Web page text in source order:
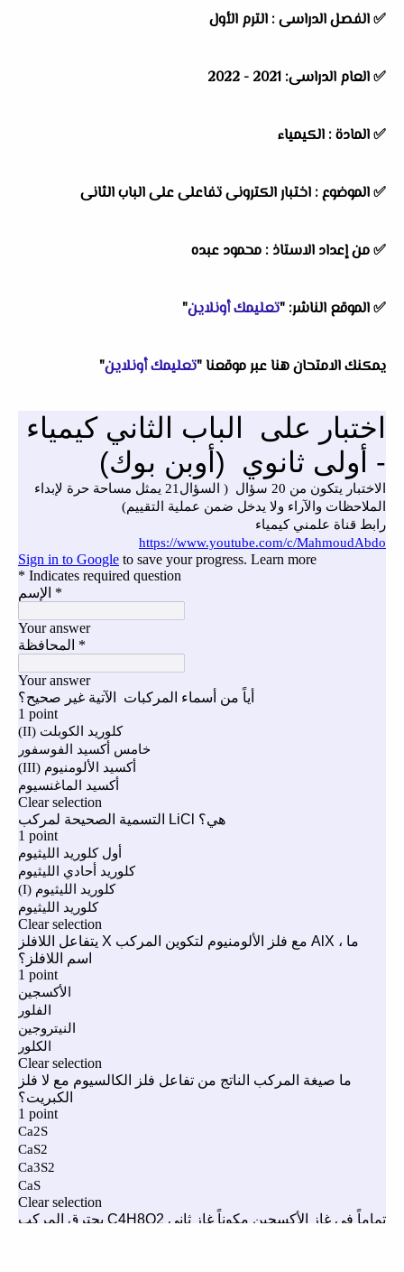
✅الفصل الدراسى : الترم الأول
✅العام الدراسى: 2021 - 2022
✅المادة : الكيمياء
✅الموضوع : اختبار الكترونى تفاعلى على الباب الثانى
✅من إعداد الاستاذ : محمود عبده
✅الموقع الناشر: "تعليمك أونلاين"
يمكنك الامتحان هنا عبر موقعنا "تعليمك أونلاين"